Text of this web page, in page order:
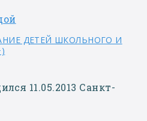
ДЕТЕЙ ШКОЛЬНОГО И
11.05.2013 Санкт-